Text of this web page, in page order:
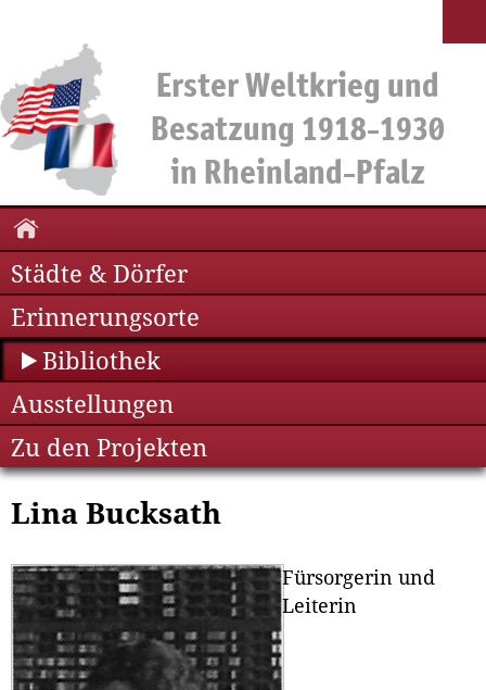
Städte & Dörfer
Erinnerungsorte
Bibliothek
Ausstellungen
Zu den Projekten
Lina Bucksath
Fürsorgerin und
Leiterin